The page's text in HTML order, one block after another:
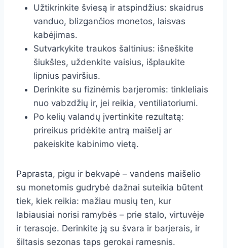
Užtikrinkite šviesą ir atspindžius: skaidrus
vanduo, blizgančios monetos, laisvas
kabėjimas.
Sutvarkykite traukos šaltinius: išneškite
šiukšles, uždenkite vaisius, išplaukite
lipnius paviršius.
Derinkite su fizinėmis barjeromis: tinkleliais
nuo vabzdžių ir, jei reikia, ventiliatoriumi.
Po kelių valandų įvertinkite rezultatą:
prireikus pridėkite antrą maišelį ar
pakeiskite kabinimo vietą.
Paprasta, pigu ir bekvapė – vandens maišelio
su monetomis gudrybė dažnai suteikia būtent
tiek, kiek reikia: mažiau musių ten, kur
labiausiai norisi ramybės – prie stalo, virtuvėje
ir terasoje. Derinkite ją su švara ir barjerais, ir
šiltasis sezonas taps gerokai ramesnis.